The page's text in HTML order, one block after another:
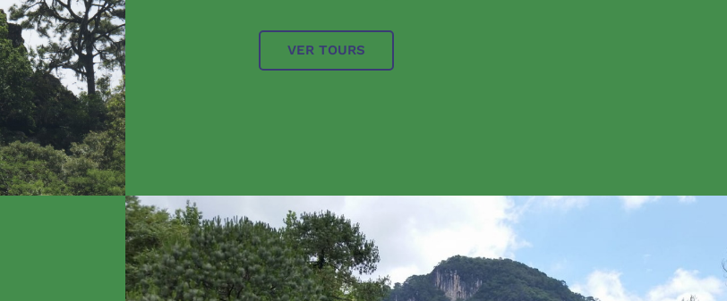
VER TOURS